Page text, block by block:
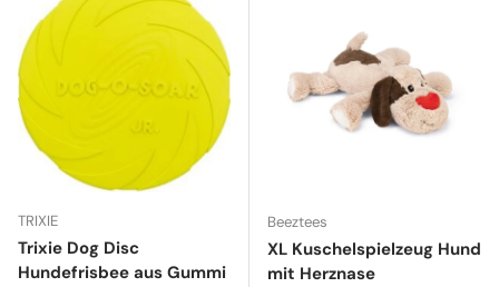
TRIXIE
Trixie Dog Disc
Hundefrisbee aus Gummi
Beeztees
XL Kuschelspielzeug Hund
mit Herznase